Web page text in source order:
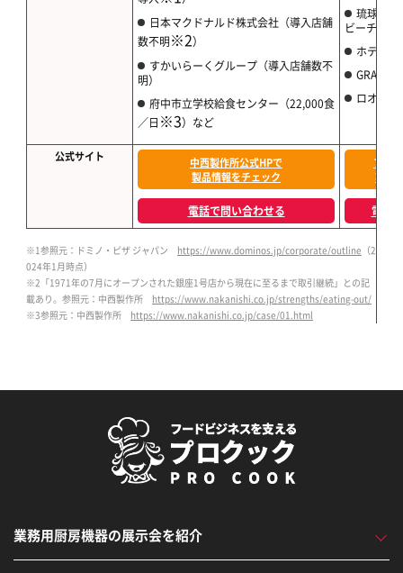
日本マクドナルド株式会社（導入店舗
数不明※2）
すかいらーくグループ（導入店舗数不
明）
府中市立学校給食センター（22,000食
／日 ※3）など
琉球ホテ
ビーチ
ホテル鐘
GRAND
ロオジエ
公式サイト
中西製作所公式HPで
製品情報をチェック
電話で問い合わせる
フジ
製品
電話
※1参照元：ドミノ・ピザ ジャパン https://www.dominos.jp/corporate/outline （2
024年1月時点）
※2 「1971年の7月にオープンされた銀座1号店から現在に至るまで取引継続」との記
載あり。参照元：中西製作所 https://www.nakanishi.co.jp/strengths/eating-out/
※3参照元：中西製作所 https://www.nakanishi.co.jp/case/01.html
業務用厨房機器の展示会を紹介